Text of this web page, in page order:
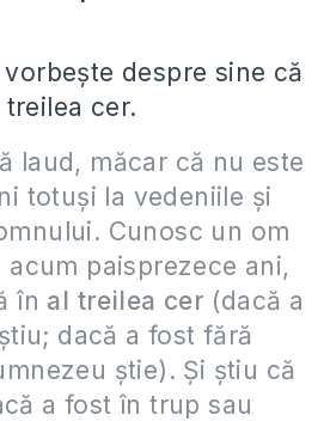
despre sine că
cer.
laud, măcar că nu este
totuşi la vedeniile şi
Cunosc un om
paisprezece ani,
în al treilea cer (dacă a
dacă a fost fără
ştie). Şi ştiu că
a fost în trup sau